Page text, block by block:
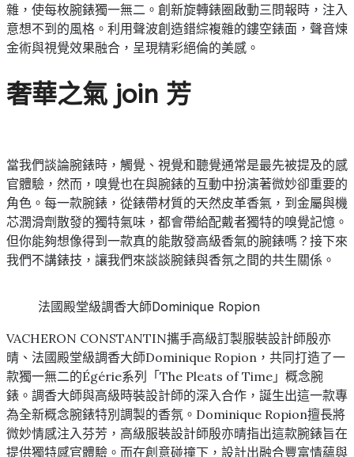
雜，使每枚腕錶獨一無二。創新旋轉錶圈啟動三問報時，注入
意想不到的風格。利用聲波創造錯綜複雜的鏤空錶面，聲音煉
金術與視覺效果融合，呈現精彩絕倫的美感。
奢華之氣 join 芳
當我們談論腕錶時，觸覺、視覺和聽覺通常是最先被提及的感
官體驗，然而，嗅覺也在與腕錶的互動中扮演著微妙卻重要的
角色。每一款腕錶，從錶帶材質的天然皮革香氣，到金屬與機
芯潤滑劑散發的獨特氣味，都會帶給配戴者獨特的嗅覺記憶。
但你能夠想像得到一款真的能散發高級香氣的腕錶嗎？接下來
我們不講錶技，讓我們來談談腕錶與香氛之間的共生關係。
法國殿堂級調香大師Dominique Ropion
VACHERON CONSTANTIN攜手高級訂製服裝設計師殷亦
晴、法國殿堂級調香大師Dominique Ropion，共同打造了一
款獨一無二的Égérie系列「The Pleats of Time」概念腕
錶。調香大師與高級時裝設計師的深入合作，誕生出這一款專
為全新概念腕錶特別調製的香氛。Dominique Ropion擅長將
微妙情感注入芬芳，高級服裝設計師殷亦晴指出這款腕錶旨在
提供獨特感官體驗。而在創意碰撞下，設計出融合豐富情蘊與